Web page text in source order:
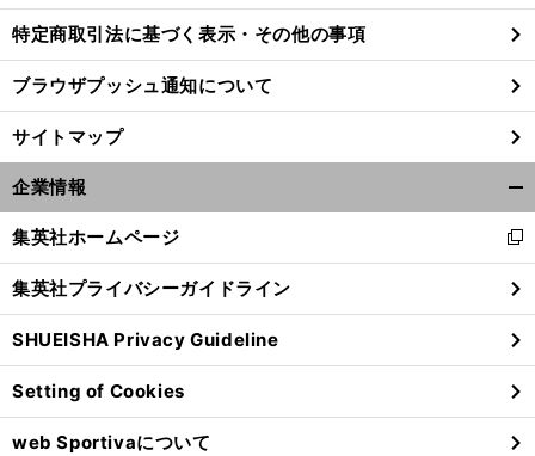
前
特定商取引法に基づく表示・その他の事項
ブラウザプッシュ通知について
サイトマップ
企業情報
閉
る
集英社ホームページ
新
し
い
ウ
ィ
ン
ド
ウ
で
集英社プライバシーガイドライン
SHUEISHA Privacy Guideline
Setting of Cookies
web Sportivaについて